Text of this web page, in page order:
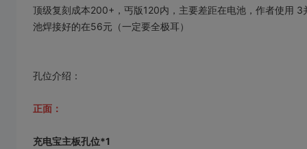
顶级复刻成本200+，丐版120内，主要差距在电池，作者使用
池焊接好的在56元（一定要全极耳）
孔位介绍：
正面：
充电宝主板孔位*1